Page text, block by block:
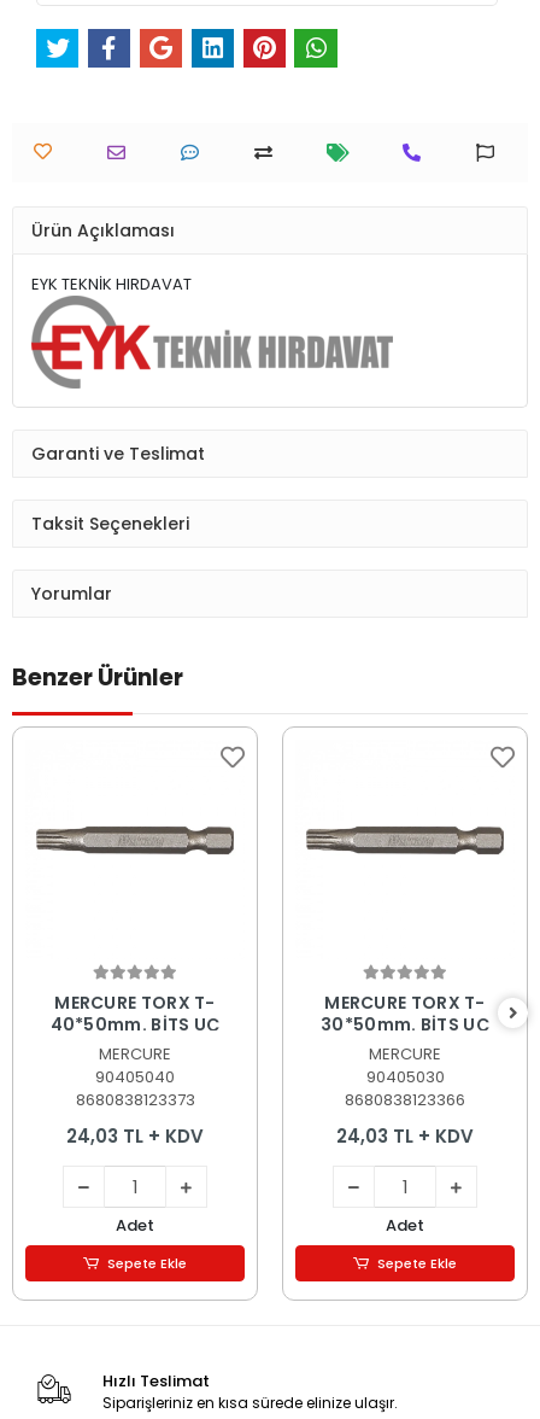
Ürün Açıklaması
EYK TEKNİK HIRDAVAT
Garanti ve Teslimat
Taksit Seçenekleri
Yorumlar
Benzer Ürünler
MERCURE TORX T-
40*50mm. BİTS UÇ
MERCURE
90405040
8680838123373
24,03 TL + KDV
Adet
Sepete Ekle
MERCURE TORX T-
30*50mm. BİTS UÇ
MERCURE
90405030
8680838123366
24,03 TL + KDV
Adet
Sepete Ekle
Hızlı Teslimat
Siparişleriniz en kısa sürede elinize ulaşır.